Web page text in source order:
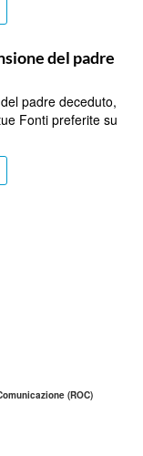
del padre
padre deceduto,
Fonti preferite su
(ROC)